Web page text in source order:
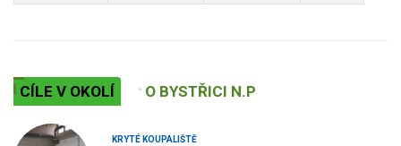
CÍLE V OKOLÍ O BYSTŘICI N.P
KRYTÉ KOUPALIŠTĚ